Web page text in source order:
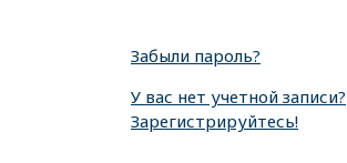
Забыли пароль?
У вас нет учетной записи?
Зарегистрируйтесь!